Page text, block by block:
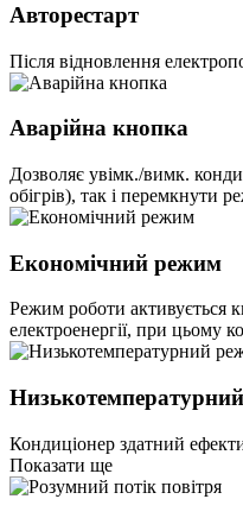
Авторестарт
Після відновлення
Аварійна кнопка
Дозволяє увімк./вимк.
обігрів), так і перемкнути
Економічний режим
Режим роботи активується
електроенергії, при цьому
Кондиціонер здатний
Показати ще